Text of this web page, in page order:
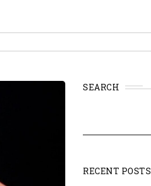
SEARCH
RECENT POSTS